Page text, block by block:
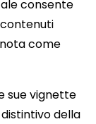
consente
come
sue vignette
della